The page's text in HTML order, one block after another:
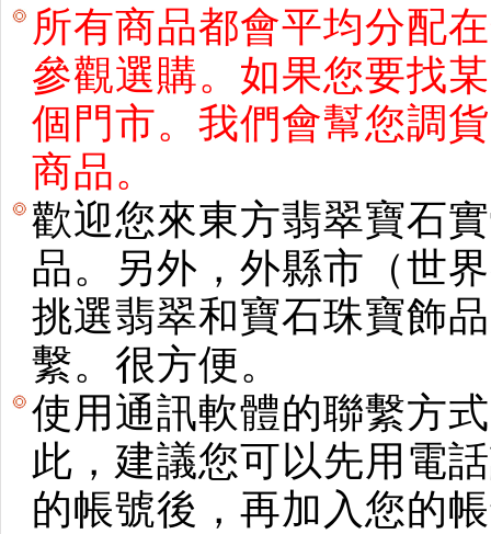
所有商品都會平均分配
參觀選購。如果您要找
個門市。我們會幫您調
商品。
歡迎您來東方翡翠寶石
品。另外，外縣市（世
挑選翡翠和寶石珠寶飾
繫。很方便。
使用通訊軟體的聯繫方
此，建議您可以先用電
的帳號後，再加入您的